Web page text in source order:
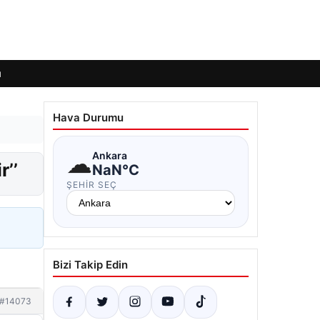
#14073
Hava Durumu
☁Ankara
NaN°C
ŞEHIR SEÇ
Bizi Takip Edin